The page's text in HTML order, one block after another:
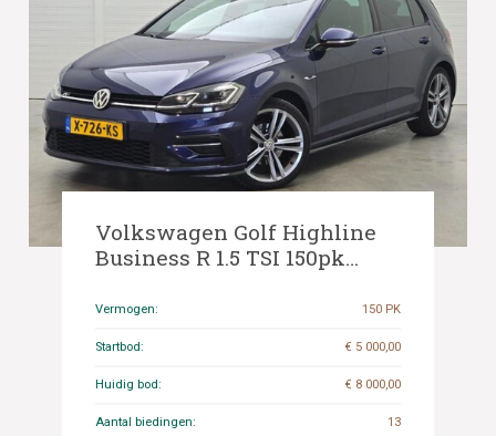
Volkswagen Golf Highline
Business R 1.5 TSI 150pk
Vermogen: 150 PK
Startbod: € 5 000,00
Huidig bod: € 8 000,00
Aantal biedingen: 13